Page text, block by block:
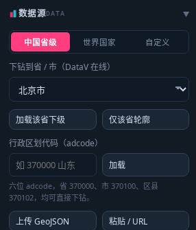
☰ 面板 地图
数据源DATA ▶
中国省级 世界国家 自定义
下钻到省 / 市（DataV 在线）
加载该省下级
仅该省轮廓
行政区划代码（adcode）
加载
六位 adcode，省 370000、市 370100、区县
370102，均可直接下钻。
上传 GeoJSON
粘贴 / URL